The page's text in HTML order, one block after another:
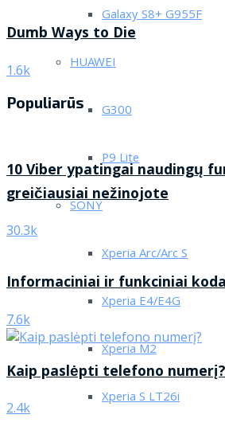
Galaxy S8+ G955F
HUAWEI
G300
P9 Lite
SONY
Xperia Arc/Arc S
Xperia E4/E4G
Xperia M2
Xperia S LT26i
Dumb Ways to Die
1.6k
Populiarūs
10 Viber ypatingai naudingų
greičiausiai nežinojote
30.3k
Informaciniai ir funkciniai
7.6k
Kaip paslėpti telefono numerį?
2.4k